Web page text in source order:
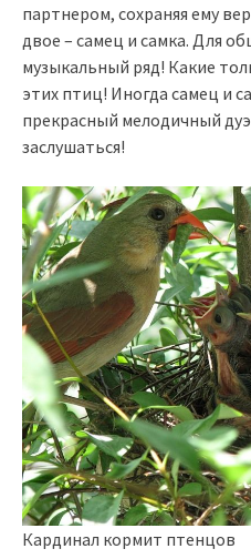
партнером, сохраняя ему
двое – самец и самка. Для
музыкальный ряд! Какие
этих птиц! Иногда самец и
прекрасный мелодичный
заслушаться!
Кардинал кормит птенцов